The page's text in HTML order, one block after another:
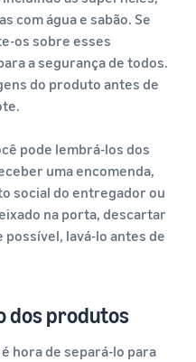
com água e sabão. Se
os sobre esses
a segurança de todos.
do produto antes de
pode lembrá-los dos
uma encomenda,
social do entregador ou
na porta, descartar
possível, lavá-lo antes de
dos produtos
hora de separá-lo para